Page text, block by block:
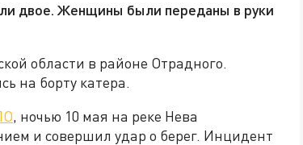
двое. Женщины были переданы в руки
области в районе Отрадного.
на борту катера.
, ночью 10 мая на реке Нева
и совершил удар о берег. Инцидент